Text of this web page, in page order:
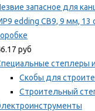
запасное для
edding CB9, 9 мм, 13
руб
степлеры
Скобы для
Строительный